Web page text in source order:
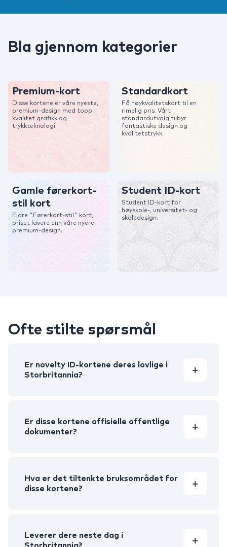
Bla gjennom kategorier
Premium-kort
Disse kortene er våre nyeste,
premium-design med topp
kvalitet grafikk og
trykkteknologi.
Standardkort
Få høykvalitetskort til en
rimelig pris. Vårt
standardutvalg tilbyr
fantastiske design og
kvalitetstrykk.
Gamle førerkort-
stil kort
Eldre "Førerkort-stil" kort,
priset lavere enn våre nyere
premium-design.
Student ID-kort
Student ID-kort for
høyskole-, universitet- og
skoledesign.
Ofte stilte spørsmål
Er novelty ID-kortene deres lovlige i
Storbritannia?
Er disse kortene offisielle offentlige
dokumenter?
Hva er det tiltenkte bruksområdet for
disse kortene?
Leverer dere neste dag i